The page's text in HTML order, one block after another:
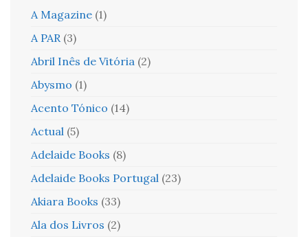
A Magazine (1)
A PAR (3)
Abril Inês de Vitória (2)
Abysmo (1)
Acento Tónico (14)
Actual (5)
Adelaide Books (8)
Adelaide Books Portugal (23)
Akiara Books (33)
Ala dos Livros (2)